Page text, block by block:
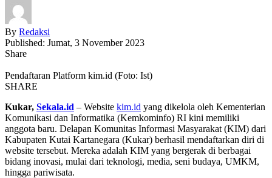
By Redaksi
Published: Jumat, 3 November 2023
Share
Pendaftaran Platform kim.id (Foto: Ist)
SHARE
Kukar, Sekala.id – Website kim.id yang dikelola oleh Kementerian
Komunikasi dan Informatika (Kemkominfo) RI kini memiliki
anggota baru. Delapan Komunitas Informasi Masyarakat (KIM) dari
Kabupaten Kutai Kartanegara (Kukar) berhasil mendaftarkan diri di
website tersebut. Mereka adalah KIM yang bergerak di berbagai
bidang inovasi, mulai dari teknologi, media, seni budaya, UMKM,
hingga pariwisata.